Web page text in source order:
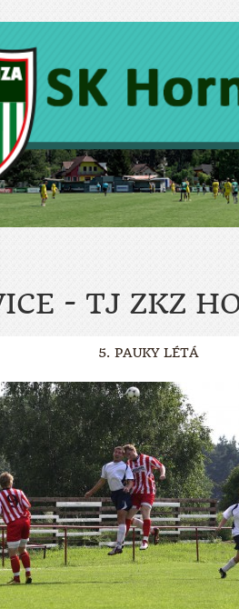
- TJ ZKZ
5. PAUKY LÉTÁ